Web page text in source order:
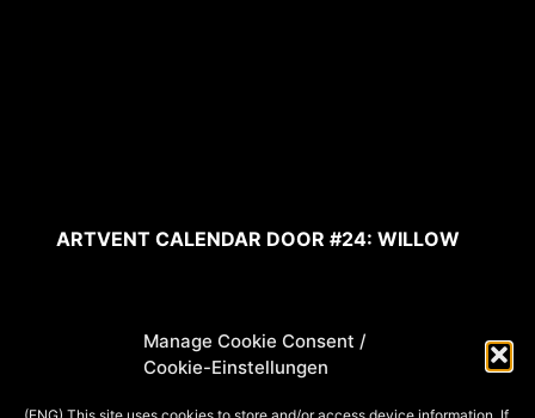
Manage Cookie Consent /
Cookie-Einstellungen
ARTVENT CALENDAR DOOR #24: WILLOW